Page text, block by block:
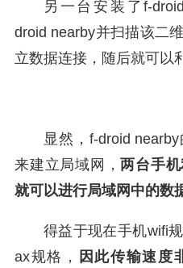
另一台安装了f-
droid nearby并扫描该二
立数据连接，随后就可以
显然，f-droid
来建立局域网，两台手
就可以进行局域网中的数
得益于现在手机wifi
ax规格，
因此传输速度